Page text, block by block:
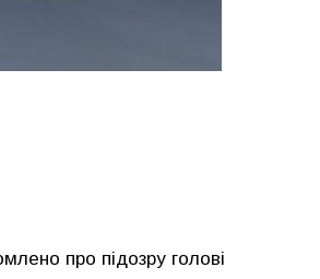
про підозру голові